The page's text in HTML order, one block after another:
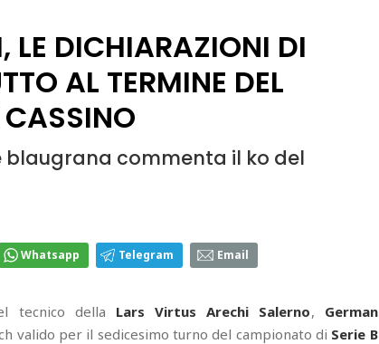
LE DICHIARAZIONI DI
AL TERMINE DEL
commenta il ko del
Whatsapp Telegram Email
tecnico della Lars Virtus Arechi Salerno, German
valido per il sedicesimo turno del campionato di Serie B